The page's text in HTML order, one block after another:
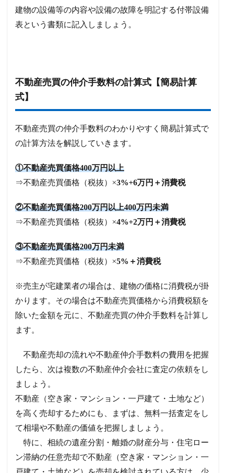
建物の設備等の内容や設備の故障を明記する付帯設備
表という書類に記入しましょう。
不動産売買の仲介手数料の計算式【簡易計算
式】
不動産売買の仲介手数料のわかりやすく簡易計算式で
の計算方法を解説していきます。
①不動産売買価格400万円以上
⇒不動産売買価格（税抜）×3%+6万円＋消費税
②不動産売買価格200万円以上400万円未満
⇒不動産売買価格（税抜）×4%+2万円＋消費税
③不動産売買価格200万円未満
⇒不動産売買価格（税抜）×5%＋消費税
※売主が宅建業者の場合は、建物の価格に消費税が掛
かります。その場合は不動産売買価格から消費税額を
除いた金額を元に、不動産売買の仲介手数料を計算し
ます。
不動産売却の流れや不動産仲介手数料の費用を把握
したら、次は複数の不動産仲介会社に査定の依頼をし
ましょう。
不動産（空き家・マンション・一戸建て・土地など）
を高く売却するためにも、まずは、無料一括査定をし
て相場や不動産の価値を把握しましょう。
特に、相続の遺産分割・離婚の財産分与・住宅ロー
ン滞納の任意売却で不動産（空き家・マンション・一